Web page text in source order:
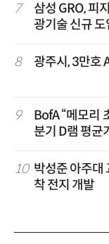
7
삼성 GRO, 피
광기술 신규 도
8 광주시, 3만호
9
BofA “메모리
분기 D램 평균
10 박성준 아주대
착 전지 개발